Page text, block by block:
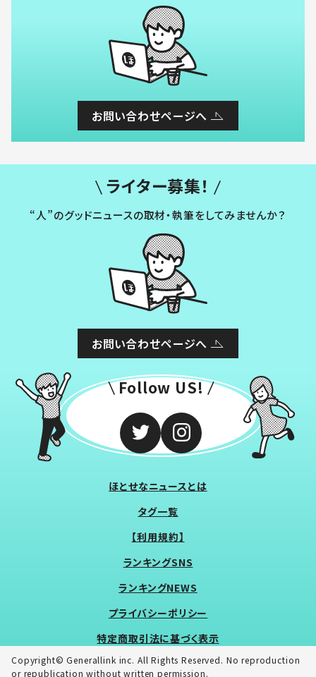
お問い合わせページへ
ライター募集！
“人”のグッドニュースの取材・執筆をしてみませんか？
お問い合わせページへ
Follow US!
ほとせなニュースとは
タグ一覧
【利用規約】
ランキングSNS
ランキングNEWS
プライバシーポリシー
特定商取引法に基づく表示
Copyright© Generallink inc. All Rights Reserved. No reproduction
or republication without written permission.